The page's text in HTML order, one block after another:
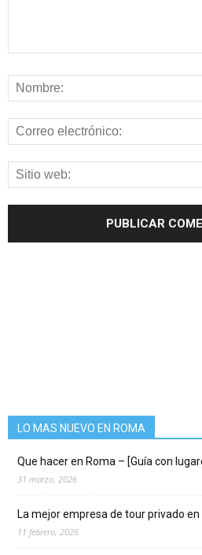
LO MAS NUEVO EN ROMA
Que hacer en Roma – [Guía con
31 marzo, 2026
La mejor empresa de tour privado en
11 febrero, 2026